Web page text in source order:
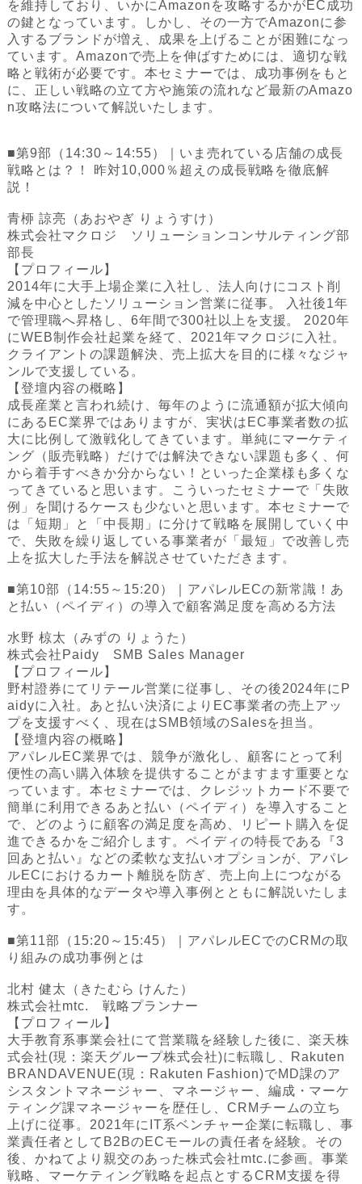
を維持しており、いかにAmazonを攻略するかがEC成功
の鍵となっています。しかし、その一方でAmazonに参
入するブランドが増え、成果を上げることが困難になっ
ています。Amazonで売上を伸ばすためには、適切な戦
略と戦術が必要です。本セミナーでは、成功事例をもと
に、正しい戦略の立て方や施策の流れなど最新のAmazo
n攻略法について解説いたします。
■第9部（14:30～14:55）｜いま売れている店舗の成長
戦略とは？！ 昨対10,000％超えの成長戦略を徹底解
説！
青桺 諒亮（あおやぎ りょうすけ）
株式会社マクロジ ソリューションコンサルティング部
部長
【プロフィール】
2014年に大手上場企業に入社し、法人向けにコスト削
減を中心としたソリューション営業に従事。 入社後1年
で管理職へ昇格し、6年間で300社以上を支援。 2020年
にWEB制作会社起業を経て、2021年マクロジに入社。
クライアントの課題解決、売上拡大を目的に様々なジャ
ンルで支援している。
【登壇内容の概略】‍
成長産業と言われ続け、毎年のように流通額が拡大傾向
にあるEC業界ではありますが、実状はEC事業者数の拡
大に比例して激戦化してきています。単純にマーケティ
ング（販売戦略）だけでは解決できない課題も多く、何
から着手すべきか分からない！といった企業様も多くな
ってきていると思います。こういったセミナーで「失敗
例」を聞けるケースも少ないと思います。本セミナーで
は「短期」と「中長期」に分けて戦略を展開していく中
で、失敗を繰り返している事業者が「最短」で改善し売
上を拡大した手法を解説させていただきます。
■第10部（14:55～15:20）｜アパレルECの新常識！あ
と払い（ペイディ）の導入で顧客満足度を高める方法
水野 椋太（みずの りょうた）
株式会社Paidy SMB Sales Manager
‍‍【プロフィール】
野村證券にてリテール営業に従事し、その後2024年にP
aidyに入社。あと払い決済によりEC事業者の売上アッ
プを支援すべく、現在はSMB領域のSalesを担当。
【登壇内容の概略】
アパレルEC業界では、競争が激化し、顧客にとって利
便性の高い購入体験を提供することがますます重要とな
っています。本セミナーでは、クレジットカード不要で
簡単に利用できるあと払い（ペイディ）を導入すること
で、どのように顧客の満足度を高め、リピート購入を促
進できるかをご紹介します。ペイディの特長である『3
回あと払い』などの柔軟な支払いオプションが、アパレ
ルECにおけるカート離脱を防ぎ、売上向上につながる
理由を具体的なデータや導入事例とともに解説いたしま
す。
■第11部（15:20～15:45）｜アパレルECでのCRMの取
り組みの成功事例とは
北村 健太（きたむら けんた）
株式会社mtc. 戦略プランナー
【プロフィール】
大手教育系事業会社にて営業職を経験した後に、楽天株
式会社(現：楽天グループ株式会社)に転職し、Rakuten
BRANDAVENUE(現：Rakuten Fashion)でMD課のア
シスタントマネージャー、マネージャー、編成・マーケ
ティング課マネージャーを歴任し、CRMチームの立ち
上げに従事。2021年にIT系ベンチャー企業に転職し、事
業責任者としてB2BのECモールの責任者を経験。その
後、かねてより親交のあった株式会社mtc.に参画。事業
戦略、マーケティング戦略を起点とするCRM支援を得